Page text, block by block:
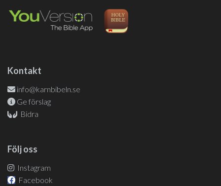
Kontakt
info@karnbibeln.se
Ge förslag
Bidra
Följ oss
Instagram
Facebook